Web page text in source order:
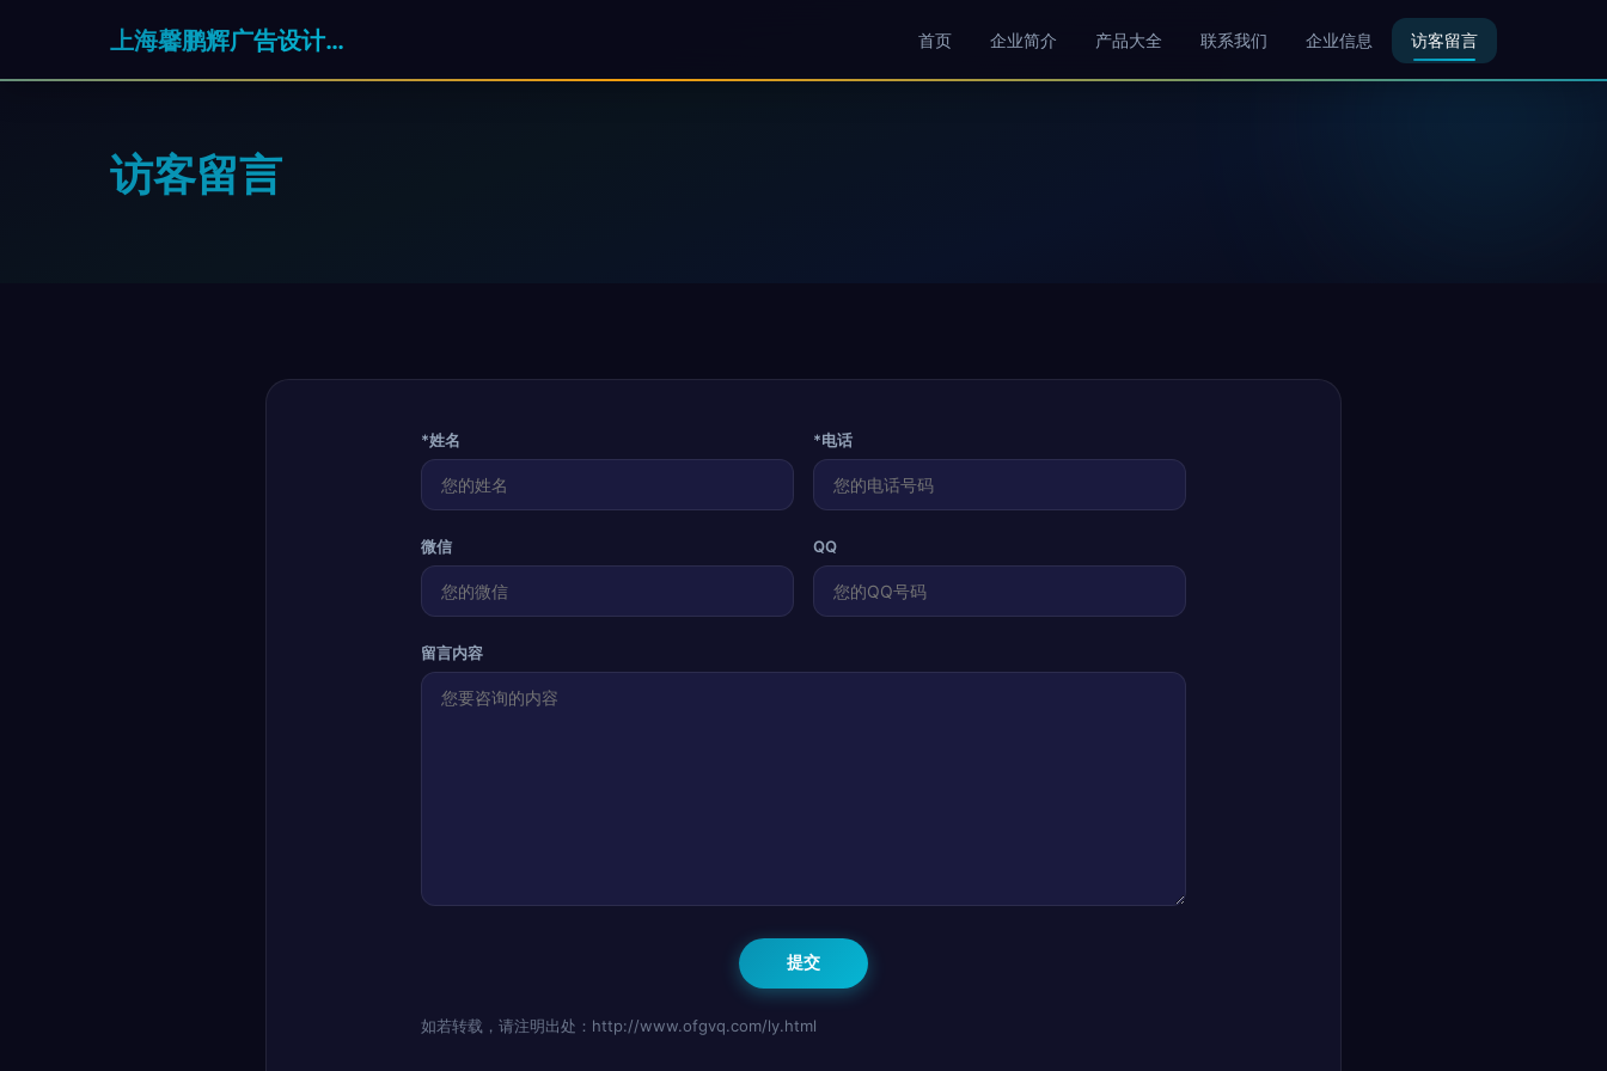
上海馨鹏辉广告设计有限公司 首页 企业简介 产品大全 联系我们 企业信息 访客留言
访客留言
*姓名 *电话
微信 QQ
留言内容
如若转载，请注明出处：http://www.ofgvq.com/ly.html